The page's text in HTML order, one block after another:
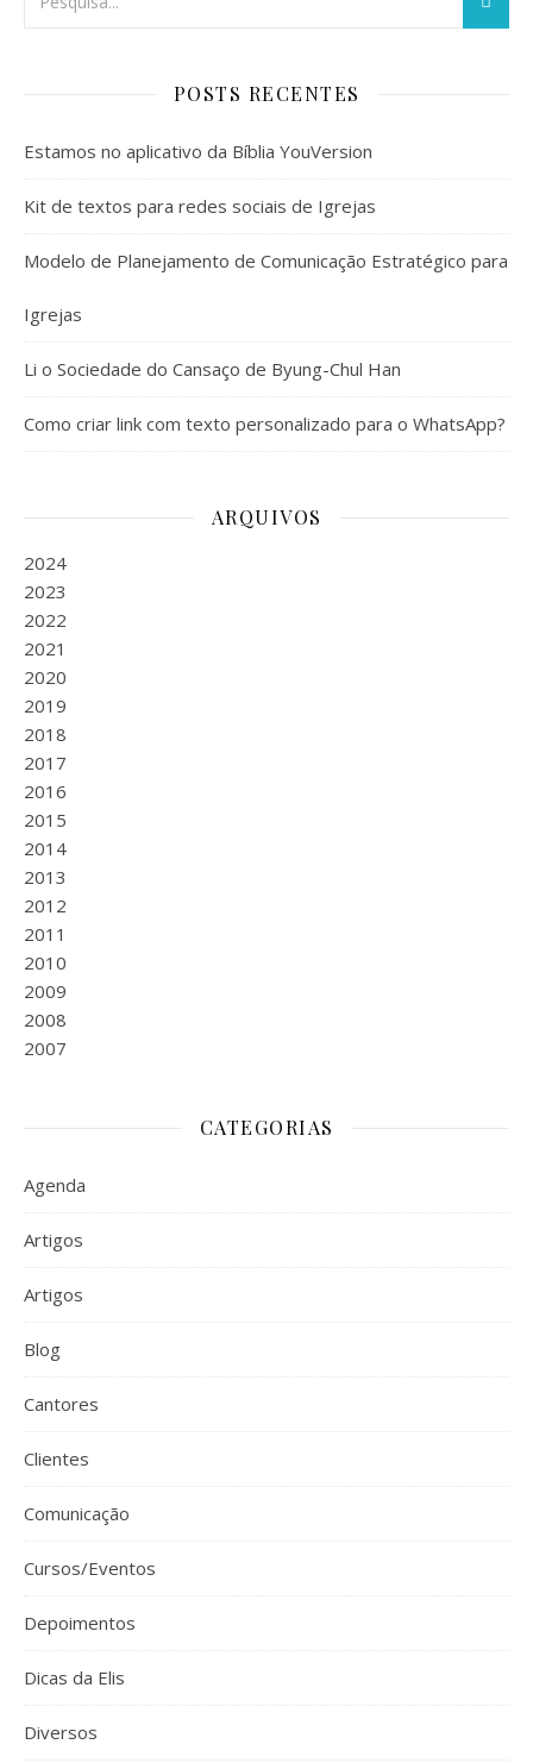
POSTS RECENTES
Estamos no aplicativo da Bíblia YouVersion
Kit de textos para redes sociais de Igrejas
Modelo de Planejamento de Comunicação Estratégico para
Igrejas
Li o Sociedade do Cansaço de Byung-Chul Han
Como criar link com texto personalizado para o WhatsApp?
ARQUIVOS
2024
2023
2022
2021
2020
2019
2018
2017
2016
2015
2014
2013
2012
2011
2010
2009
2008
2007
CATEGORIAS
Agenda
Artigos
Artigos
Blog
Cantores
Clientes
Comunicação
Cursos/Eventos
Depoimentos
Dicas da Elis
Diversos